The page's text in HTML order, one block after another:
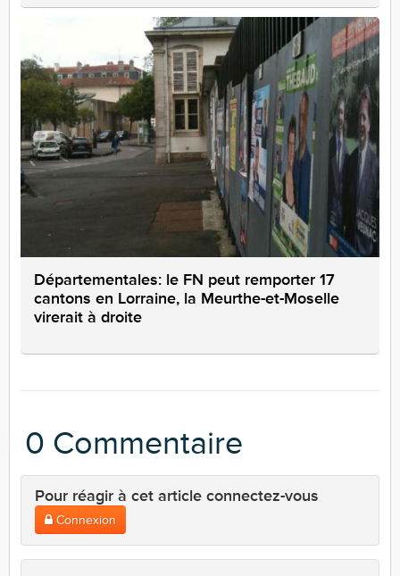
Départementales: le FN peut remporter 17
cantons en Lorraine, la Meurthe-et-Moselle
virerait à droite
0 Commentaire
Pour réagir à cet article connectez-vous
Connexion